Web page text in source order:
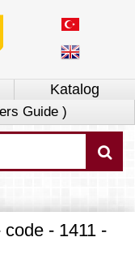
Katalog
Guide )
- 1411 -